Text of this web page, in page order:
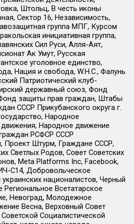
Штольц, В честь иконы
Сектор 16, Независимость,
группа МПГ, Курсом
инициативная группа,
Сил Руси, Алля-Аят,
Ак Умут, Русская
уголовное единство,
Нация и свобода, W.H.С., Фалунь
Патриотический клуб-
державный союз, Фонд
защиты прав граждан, Штабы
СССР Прикубанского округа г.
Народное
Народное движение
РСФСР СССР
Проект Штурм, Граждане СССР,
Светлых Родов, Совет Советских
Meta Platforms Inc, Facebook,
С14, Добровольческое
националистов, Черный
Региональное Всетатарское
Невоград, Молодежное
Весна, Верховный Совет
Социалистической